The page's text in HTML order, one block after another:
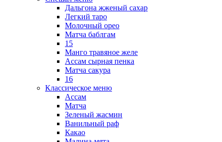
Дальгона жженый сахар
Легкий таро
Молочный орео
Матча баблгам
15
Манго травяное желе
Ассам сырная пенка
Матча сакура
16
Классическое меню
Ассам
Матча
Зеленый жасмин
Ванильный раф
Какао